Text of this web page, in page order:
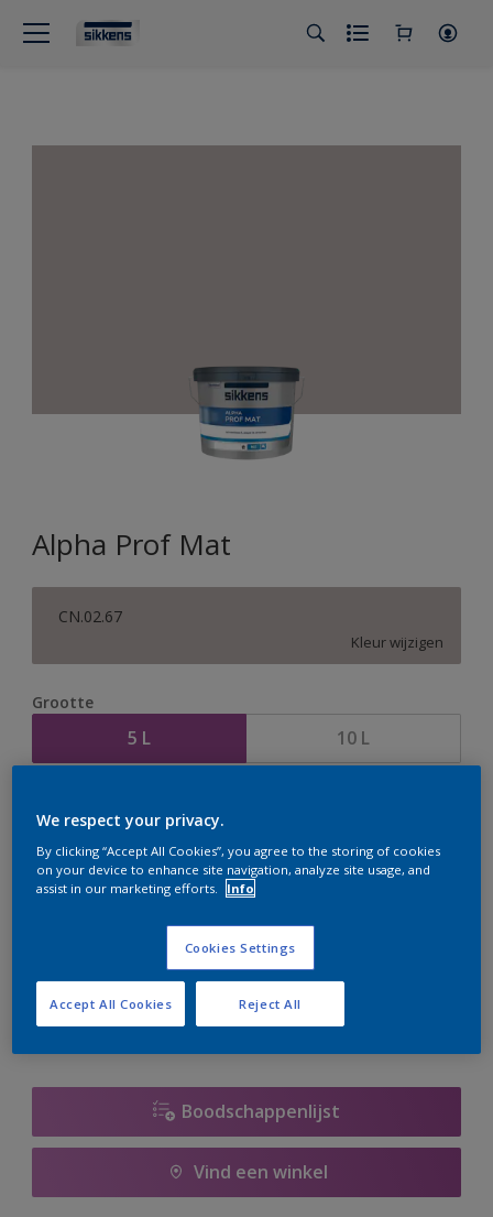
Alpha Prof Mat
CN.02.67
Kleur wijzigen
Grootte
5 L 10 L
Bereken
Op dit moment is het niet mogelijk dit product online
te bestellen. Houd de website in de gaten, we werken
er hard aan om de voorraad aan te vullen.
Boodschappenlijst
Vind een winkel
We respect your privacy.
By clicking “Accept All Cookies”, you agree to the storing of cookies
on your device to enhance site navigation, analyze site usage, and
assist in our marketing efforts.
Info
Cookies Settings
Reject All
Accept All Cookies